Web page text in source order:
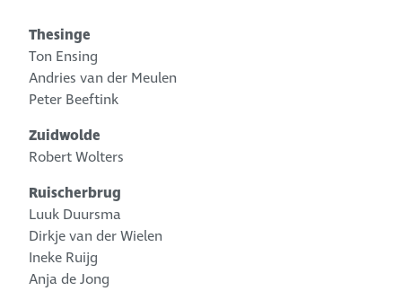
Thesinge
Ton Ensing
Andries van der Meulen
Peter Beeftink
Zuidwolde
Robert Wolters
Ruischerbrug
Luuk Duursma
Dirkje van der Wielen
Ineke Ruijg
Anja de Jong